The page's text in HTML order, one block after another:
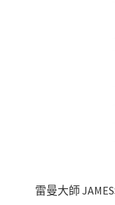
雷曼大師